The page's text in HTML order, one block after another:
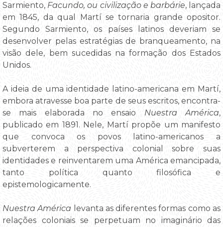
Sarmiento, Facundo, ou civilização e barbárie, lançada
em 1845, da qual Martí se tornaria grande opositor.
Segundo Sarmiento, os países latinos deveriam se
desenvolver pelas estratégias de branqueamento, na
visão dele, bem sucedidas na formação dos Estados
Unidos.
A ideia de uma identidade latino-americana em Martí,
embora atravesse boa parte de seus escritos, encontra-
se mais elaborada no ensaio Nuestra América,
publicado em 1891. Nele, Martí propõe um manifesto
que convoca os povos latino-americanos a
subverterem a perspectiva colonial sobre suas
identidades e reinventarem uma América emancipada,
tanto política quanto filosófica e
epistemologicamente.
Nuestra América levanta as diferentes formas como as
relações coloniais se perpetuam no imaginário das